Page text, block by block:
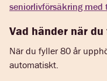
seniorlivförsäkring med
Vad händer när
När du fyller 80 år
automatiskt.